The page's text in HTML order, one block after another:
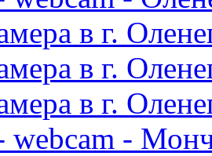
в г.
в г.
в г.
webcam -